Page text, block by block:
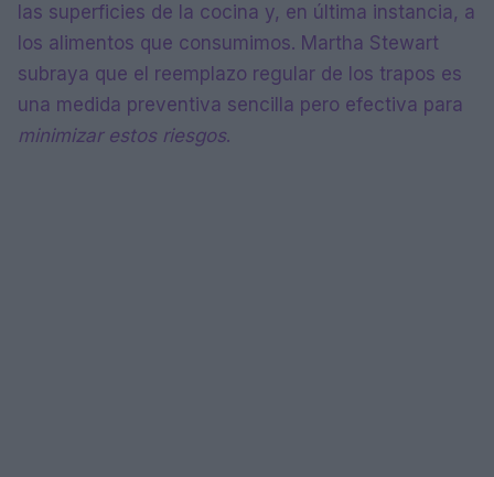
las superficies de la cocina y, en última instancia, a
los alimentos que consumimos. Martha Stewart
subraya que el reemplazo regular de los trapos es
una medida preventiva sencilla pero efectiva para
minimizar estos riesgos.